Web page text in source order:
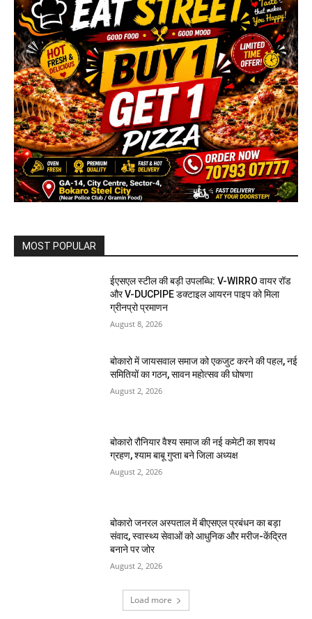
MOST POPULAR
ईएसएल स्टील की बड़ी उपलब्धि: V-WIRRO वायर रॉड
और V-DUCPIPE डक्टाइल आयरन पाइप को मिला
ग्रीनप्रो प्रमाणन
August 8, 2026
बोकारो में जायसवाल समाज को एकजुट करने की पहल, नई
समितियों का गठन, सावन महोत्सव की घोषणा
August 2, 2026
बोकारो रौनियार वैश्य समाज की नई कमेटी का शपथ
ग्रहण, श्याम बाबू गुप्ता बने जिला अध्यक्ष
August 2, 2026
बोकारो जनरल अस्पताल में बीएसएल प्रबंधन का बड़ा
संवाद, स्वास्थ्य सेवाओं को आधुनिक और मरीज-केंद्रित
बनाने पर जोर
August 2, 2026
Load more